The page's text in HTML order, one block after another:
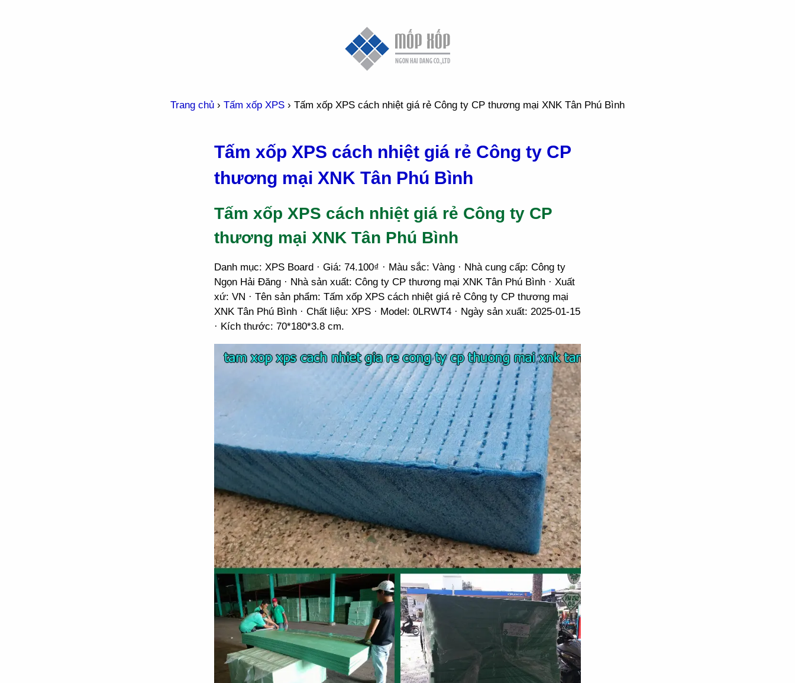
Trang chủ › Tấm xốp XPS › Tấm xốp XPS cách nhiệt giá rẻ Công ty CP thương mại XNK Tân Phú Bình
Tấm xốp XPS cách nhiệt giá rẻ Công ty CP
thương mại XNK Tân Phú Bình
Tấm xốp XPS cách nhiệt giá rẻ Công ty CP
thương mại XNK Tân Phú Bình
Danh mục: XPS Board · Giá: 74.100₫ · Màu sắc: Vàng · Nhà cung cấp: Công ty
Ngọn Hải Đăng · Nhà sản xuất: Công ty CP thương mại XNK Tân Phú Bình · Xuất
xứ: VN · Tên sản phẩm: Tấm xốp XPS cách nhiệt giá rẻ Công ty CP thương mại
XNK Tân Phú Bình · Chất liệu: XPS · Model: 0LRWT4 · Ngày sản xuất: 2025-01-15
· Kích thước: 70*180*3.8 cm.